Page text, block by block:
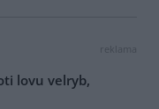
reklama
lovu velryb,